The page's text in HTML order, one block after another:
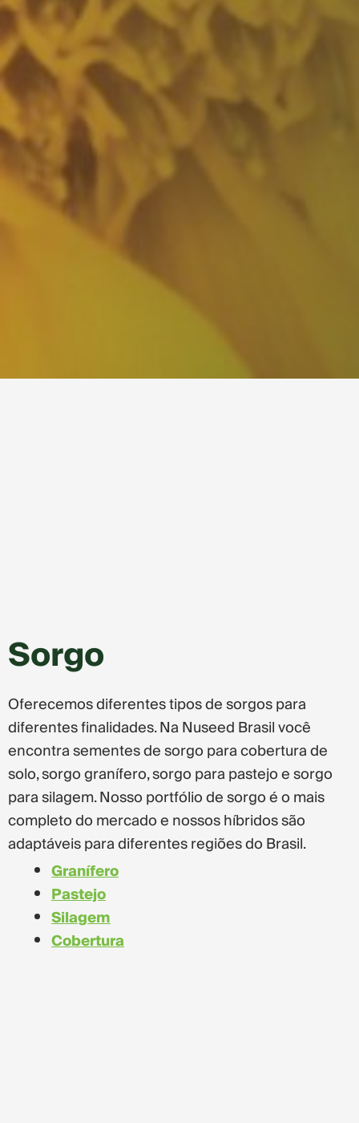
Sorgo
Oferecemos diferentes tipos de sorgos para
diferentes finalidades. Na Nuseed Brasil você
encontra sementes de sorgo para cobertura de
solo, sorgo granífero, sorgo para pastejo e sorgo
para silagem. Nosso portfólio de sorgo é o mais
completo do mercado e nossos híbridos são
adaptáveis para diferentes regiões do Brasil.
Granífero
Pastejo
Silagem
Cobertura